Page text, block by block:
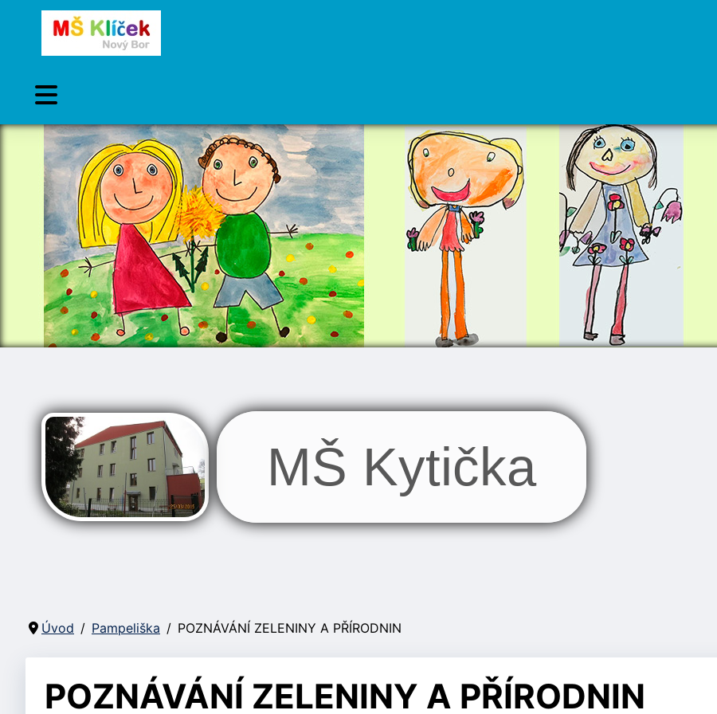
MŠ Kytička
Úvod Pampeliška POZNÁVÁNÍ ZELENINY A PŘÍRODNIN
POZNÁVÁNÍ ZELENINY A PŘÍRODNIN